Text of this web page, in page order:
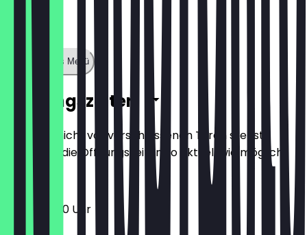
Zeige ganzes Menü
Öffnungszeiten
Damit du nicht vor verschlossenen Türen stehst,
halten wir die Öffnungszeiten so aktuell wie möglich.
16:00 - 01:00 Uhr